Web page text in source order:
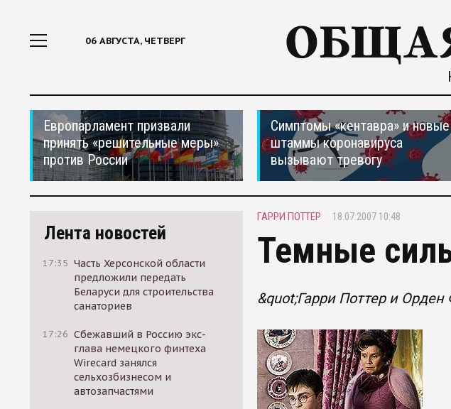
06 АВГУСТА, ЧЕТВЕРГ
Европарламент призвали
принять «решительные меры»
против России
Симптомы «кентавра» и новые
штаммы коронавируса
вызывают тревогу
Лента новостей
17:35 Часть Херсонской области
предложили передать
Беларуси для строительства
санаториев
17:26 Сбежавший в Россию экс-
глава немецкого финтеха
Wirecard занялся
сельхозбизнесом и
автозапчастями
ГАРРИ ПОТТЕР 18.07.2007 10:48
Темные
&quot;Гарри Поттер и Орден